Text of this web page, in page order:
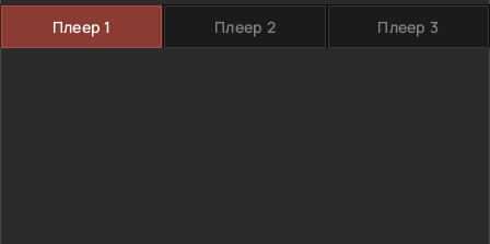
Плеер 1 Плеер 2 Плеер 3